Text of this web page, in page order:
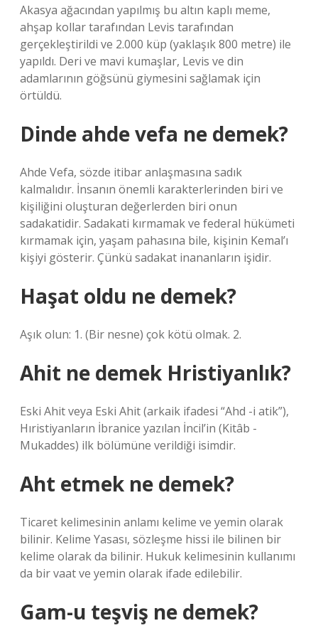
Akasya ağacından yapılmış bu altın kaplı meme,
ahşap kollar tarafından Levis tarafından
gerçekleştirildi ve 2.000 küp (yaklaşık 800 metre) ile
yapıldı. Deri ve mavi kumaşlar, Levis ve din
adamlarının göğsünü giymesini sağlamak için
örtüldü.
Dinde ahde vefa ne demek?
Ahde Vefa, sözde itibar anlaşmasına sadık
kalmalıdır. İnsanın önemli karakterlerinden biri ve
kişiliğini oluşturan değerlerden biri onun
sadakatidir. Sadakati kırmamak ve federal hükümeti
kırmamak için, yaşam pahasına bile, kişinin Kemal’ı
kişiyi gösterir. Çünkü sadakat inananların işidir.
Haşat oldu ne demek?
Aşık olun: 1. (Bir nesne) çok kötü olmak. 2.
Ahit ne demek Hristiyanlık?
Eski Ahit veya Eski Ahit (arkaik ifadesi “Ahd -i atik”),
Hıristiyanların İbranice yazılan İncil’in (Kitâb -
Mukaddes) ilk bölümüne verildiği isimdir.
Aht etmek ne demek?
Ticaret kelimesinin anlamı kelime ve yemin olarak
bilinir. Kelime Yasası, sözleşme hissi ile bilinen bir
kelime olarak da bilinir. Hukuk kelimesinin kullanımı
da bir vaat ve yemin olarak ifade edilebilir.
Gam-u teşviş ne demek?